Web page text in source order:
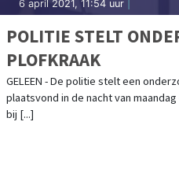
6 april 2021, 11:54 uur
POLITIE STELT
PLOFKRAAK
GELEEN - De politie stelt een
plaatsvond in de nacht van
bij [...]